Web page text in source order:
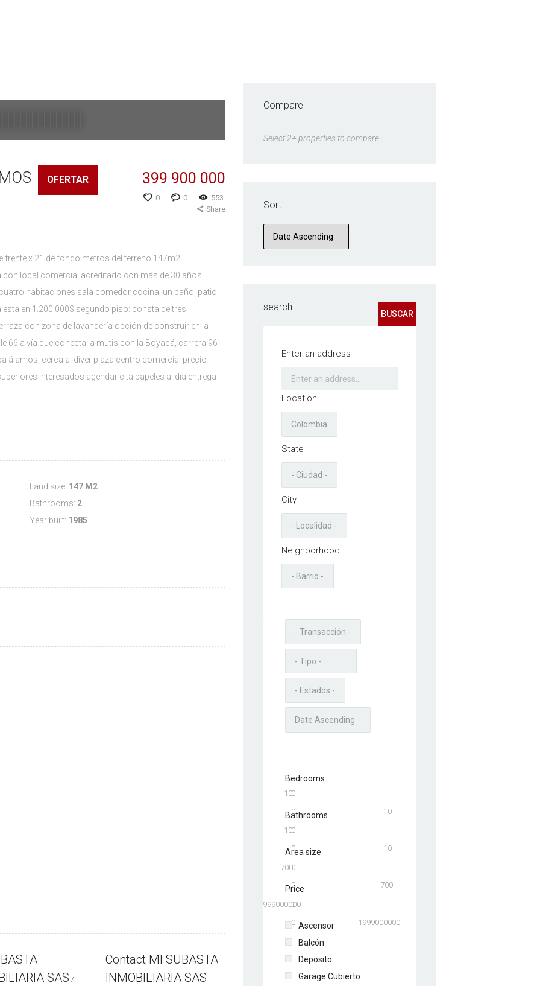
OFERTAR 399 900 000
553
0
0
Share
frente x 21 de fondo metros del terreno 147m2
local comercial acreditado con más de 30 años,
habitaciones sala comedor cocina, un baño, patio
en 1.200.000$ segundo piso: consta de tres
con zona de lavandería opción de construir en la
66 a vía que conecta la mutis con la Boyacá, carrera 96
álamos, cerca al diver plaza centro comercial precio
interesados agendar cita papeles al día entrega
Land size: 147 M2
Bathrooms: 2
Year built: 1985
SAS
Contact MI SUBASTA
INMOBILIARIA SAS
Compare
Select 2+ properties to compare
Sort
search
Enter an address
Location
State
City
Neighborhood
BUSCAR
Bedrooms
0 10
0
10
Bathrooms
0 10
0
10
Area size
0 700
0
700
Price
0 1999000000
0
1999000000
Ascensor
Balcón
Deposito
Garage Cubierto